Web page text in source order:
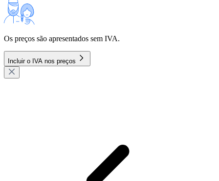
Os preços são apresentados sem IVA.
Incluir o IVA nos preços